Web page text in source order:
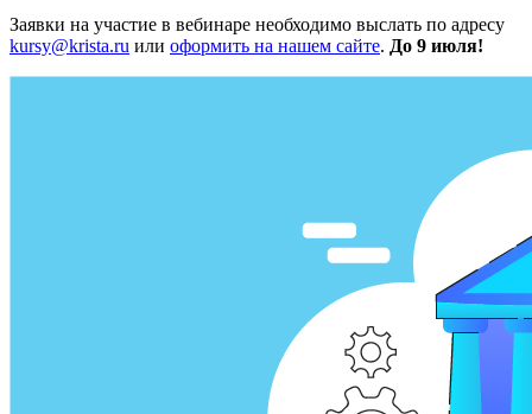
Заявки на участие в вебинаре необходимо выслать по адресу
kursy@krista.ru или оформить на нашем сайте. До 9 июля!